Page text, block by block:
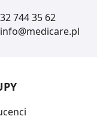
32 744 35 62
info@medicare.pl